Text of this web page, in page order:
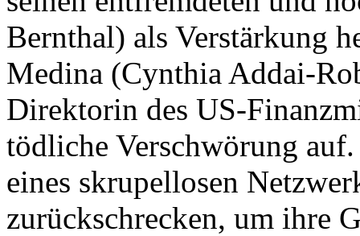
Bernthal) als Verstärkung
Medina (Cynthia Addai-
Direktorin des US-
tödliche Verschwörung
eines skrupellosen
zurückschrecken, um ihre